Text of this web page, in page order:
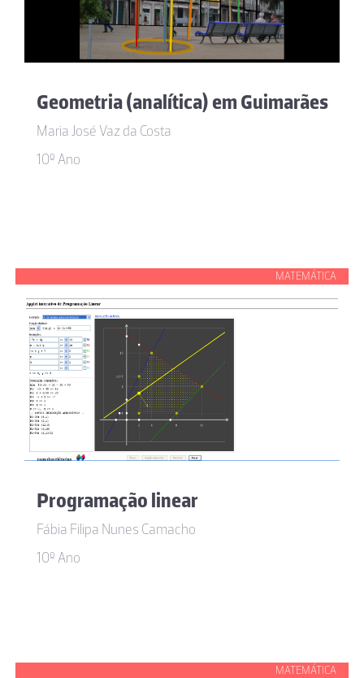
Geometria (analítica) em Guimarães
Maria José Vaz da Costa
10º Ano
MATEMÁTICA
Programação linear
Fábia Filipa Nunes Camacho
10º Ano
MATEMÁTICA